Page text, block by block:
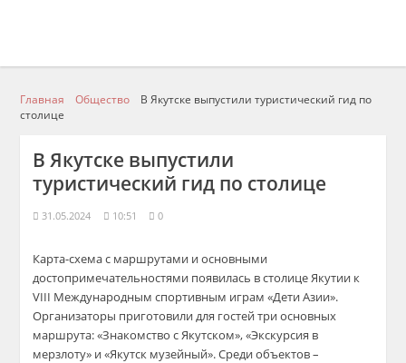
Главная Общество
В Якутске выпустили туристический гид по
столице
В Якутске выпустили
туристический гид по столице
31.05.2024 10:51 0
Карта-схема с маршрутами и основными
достопримечательностями появилась в столице Якутии к
VIII Международным спортивным играм «Дети Азии».
Организаторы приготовили для гостей три основных
маршрута: «Знакомство с Якутском», «Экскурсия в
мерзлоту» и «Якутск музейный». Среди объектов –